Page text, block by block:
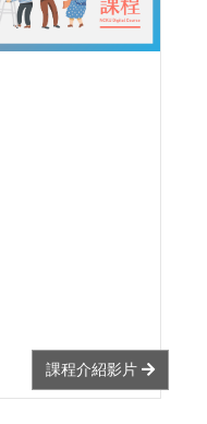
課程介紹影片